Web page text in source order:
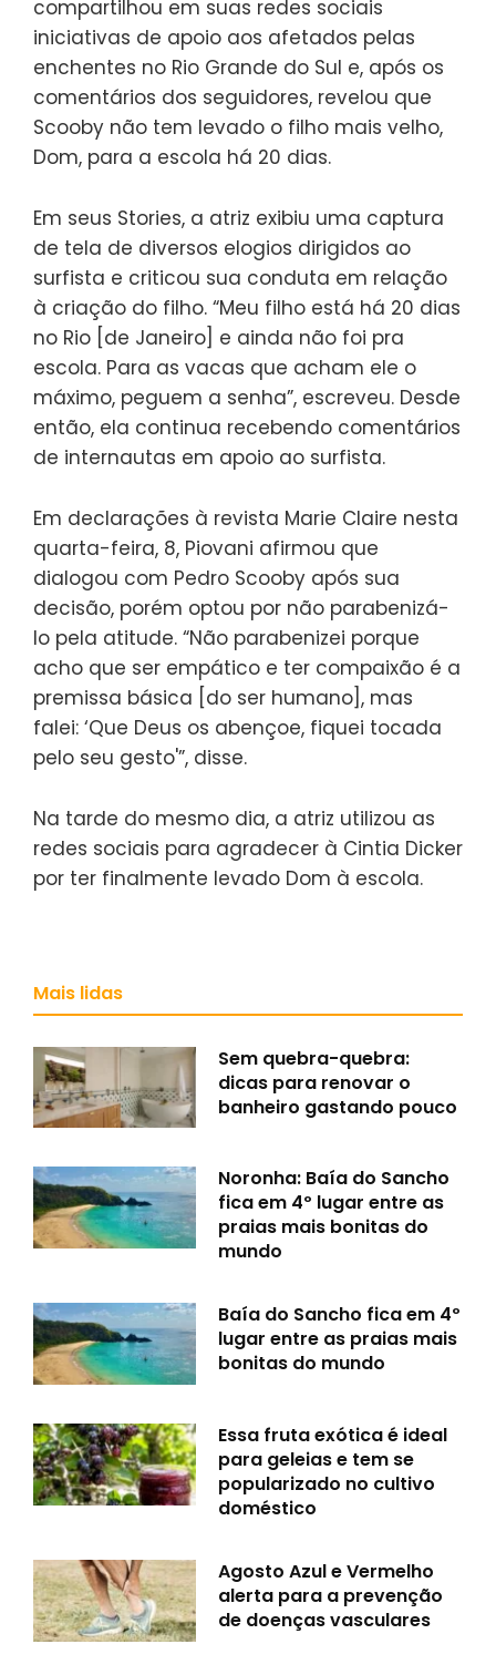
compartilhou em suas redes sociais
iniciativas de apoio aos afetados pelas
enchentes no Rio Grande do Sul e, após os
comentários dos seguidores, revelou que
Scooby não tem levado o filho mais velho,
Dom, para a escola há 20 dias.
Em seus Stories, a atriz exibiu uma captura
de tela de diversos elogios dirigidos ao
surfista e criticou sua conduta em relação
à criação do filho. “Meu filho está há 20 dias
no Rio [de Janeiro] e ainda não foi pra
escola. Para as vacas que acham ele o
máximo, peguem a senha”, escreveu. Desde
então, ela continua recebendo comentários
de internautas em apoio ao surfista.
Em declarações à revista Marie Claire nesta
quarta-feira, 8, Piovani afirmou que
dialogou com Pedro Scooby após sua
decisão, porém optou por não parabenizá-
lo pela atitude. “Não parabenizei porque
acho que ser empático e ter compaixão é a
premissa básica [do ser humano], mas
falei: ‘Que Deus os abençoe, fiquei tocada
pelo seu gesto'”, disse.
Na tarde do mesmo dia, a atriz utilizou as
redes sociais para agradecer à Cintia Dicker
por ter finalmente levado Dom à escola.
Mais lidas
Sem quebra-quebra:
dicas para renovar o
banheiro gastando pouco
Noronha: Baía do Sancho
fica em 4º lugar entre as
praias mais bonitas do
mundo
Baía do Sancho fica em 4º
lugar entre as praias mais
bonitas do mundo
Essa fruta exótica é ideal
para geleias e tem se
popularizado no cultivo
doméstico
Agosto Azul e Vermelho
alerta para a prevenção
de doenças vasculares